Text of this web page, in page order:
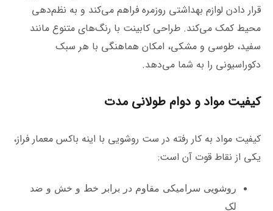
قرار دادن لوازم بهداشتی روزمره فراهم می‌کند و به نظم‌دهی
محیط کمک می‌کند. طراحی کابینت با رنگ‌های متنوع مانند
سفید، طوسی و مشکی، امکان هماهنگی با هر سبک
دکوراسیونی را به شما می‌دهد.
کیفیت مواد و دوام طولانی مدت
کیفیت مواد به کار رفته در ست روشویی با اینه باکس معمار فراز،
یکی از نقاط قوت آن است:
روشویی سرامیکی مقاوم در برابر خط و خش و ضد
لک